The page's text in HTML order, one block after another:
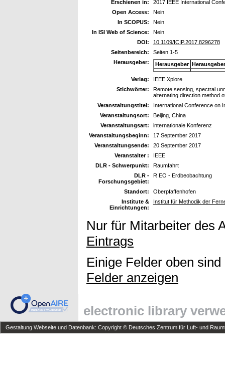
Erschienen in:
2017 IEEE International
Open Access:
Nein
In SCOPUS:
Nein
In ISI Web of Science:
Nein
DOI:
10.1109/ICIP.2017.8296278
Seitenbereich:
Seiten 1-5
Herausgeber:
Herausgeber
Verlag:
IEEE Xplore
Stichwörter:
Remote sensing, spectral
alternating direction method
Veranstaltungstitel:
International Conference on
Veranstaltungsort:
Beijing, China
Veranstaltungsart:
internationale Konferenz
Veranstaltungsbeginn:
17 September 2017
Veranstaltungsende:
20 September 2017
Veranstalter :
IEEE
DLR - Schwerpunkt:
Raumfahrt
DLR -
Forschungsgebiet:
R EO - Erdbeobachtung
Standort:
Oberpfaffenhofen
Institute &
Einrichtungen:
Institut für Methodik der
Nur für Mitarbeiter des
Eintrags
Einige Felder oben
Felder anzeigen
electronic library
Gestaltung Webseite und Datenbank: Copyright © Deutsches Zentrum für Luft- und